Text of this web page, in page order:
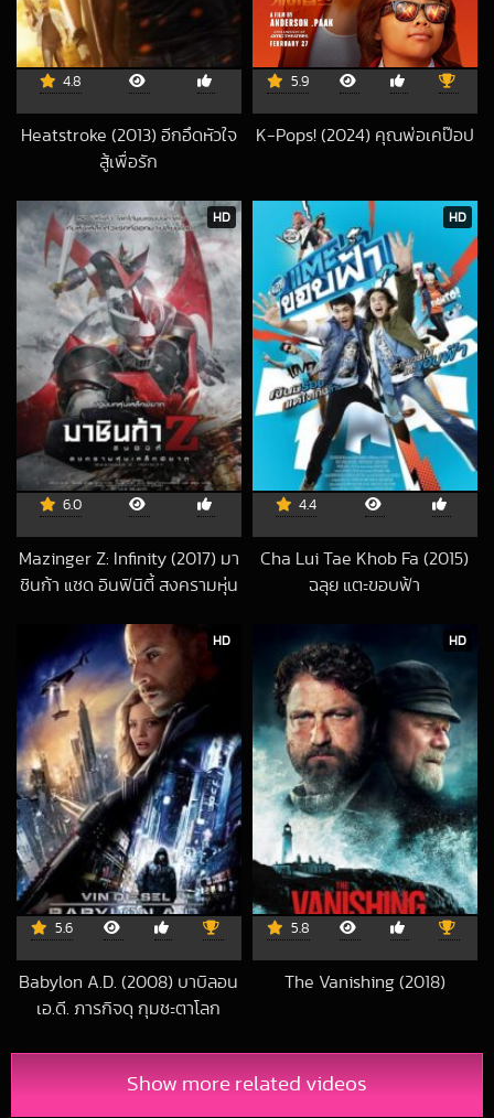
4.8
Heatstroke (2013) อีกอึดหัวใจ
สู้เพื่อรัก
5.9
K-Pops! (2024) คุณพ่อเคป๊อป
HD
6.0
Mazinger Z: Infinity (2017) มา
ชินก้า แซด อินฟินิตี้ สงครามหุ่น
2018-11-05 UTC
HD
4.4
Cha Lui Tae Khob Fa (2015)
ฉลุย แตะขอบฟ้า
HD
5.6
Babylon A.D. (2008) บาบิลอน
เอ.ดี. ภารกิจดุ กุมชะตาโลก
HD
5.8
The Vanishing (2018)
Show more related videos